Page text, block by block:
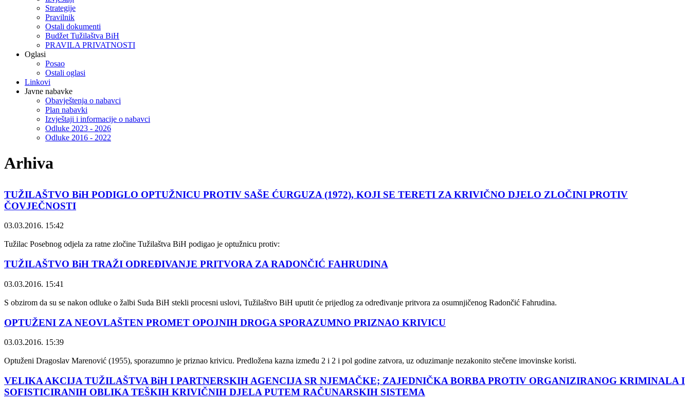
Strategije
Pravilnik
Ostali dokumenti
Budžet Tužilaštva BiH
PRAVILA PRIVATNOSTI
Oglasi
Posao
Ostali oglasi
Linkovi
Javne nabavke
Obavještenja o nabavci
Plan nabavki
Izvještaji i informacije o nabavci
Odluke 2023 - 2026
Odluke 2016 - 2022
Arhiva
TUŽILAŠTVO BiH PODIGLO OPTUŽNICU PROTIV SAŠE ĆURGUZA (1972), KOJI SE TERETI ZA KRIVIČNO DJELO ZLOČINI PROTIV
ČOVJEČNOSTI
03.03.2016. 15:42
Tužilac Posebnog odjela za ratne zločine Tužilaštva BiH podigao je optužnicu protiv:
TUŽILAŠTVO BiH TRAŽI ODREĐIVANJE PRITVORA ZA RADONČIĆ FAHRUDINA
03.03.2016. 15:41
S obzirom da su se nakon odluke o žalbi Suda BiH stekli procesni uslovi, Tužilaštvo BiH uputit će prijedlog za određivanje pritvora za osumnjičenog Radončić Fahrudina.
OPTUŽENI ZA NEOVLAŠTEN PROMET OPOJNIH DROGA SPORAZUMNO PRIZNAO KRIVICU
03.03.2016. 15:39
Optuženi Dragoslav Marenović (1955), sporazumno je priznao krivicu. Predložena kazna između 2 i 2 i pol godine zatvora, uz oduzimanje nezakonito stečene imovinske koristi.
VELIKA AKCIJA TUŽILAŠTVA BiH I PARTNERSKIH AGENCIJA SR NJEMAČKE; ZAJEDNIČKA BORBA PROTIV ORGANIZIRANOG KRIMINALA I
SOFISTICIRANIH OBLIKA TEŠKIH KRIVIČNIH DJELA PUTEM RAČUNARSKIH SISTEMA